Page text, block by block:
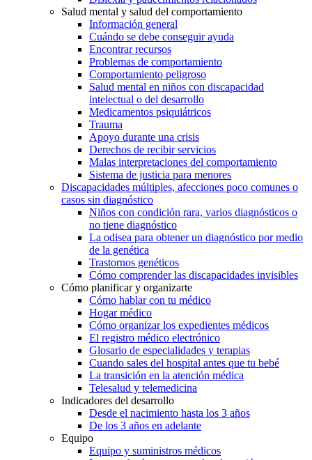
Salud mental y salud del comportamiento
Información general
Cuándo se debe conseguir ayuda
Encontrar recursos
Problemas de comportamiento
Comportamiento peligroso
Salud mental en niños con discapacidad
intelectual o del desarrollo
Medicamentos psiquiátricos
Trauma
Apoyo durante una crisis
Derechos de recibir servicios
Malas interpretaciones del comportamiento
Sistema de justicia para menores
Discapacidades múltiples, afecciones poco comunes o
casos sin diagnóstico
Niños con condición rara, varios diagnósticos o
no tiene diagnóstico
La odisea para obtener un diagnóstico por medio
de la genética
Trastornos genéticos
Cómo comprender las discapacidades invisibles
Cómo planificar y organizarte
Cómo hablar con tu médico
Hogar médico
Cómo organizar los expedientes médicos
El registro médico electrónico
Glosario de especialidades y terapias
Cuando sales del hospital antes que tu bebé
La transición en la atención médica
Telesalud y telemedicina
Indicadores del desarrollo
Desde el nacimiento hasta los 3 años
De los 3 años en adelante
Equipo
Equipo y suministros médicos